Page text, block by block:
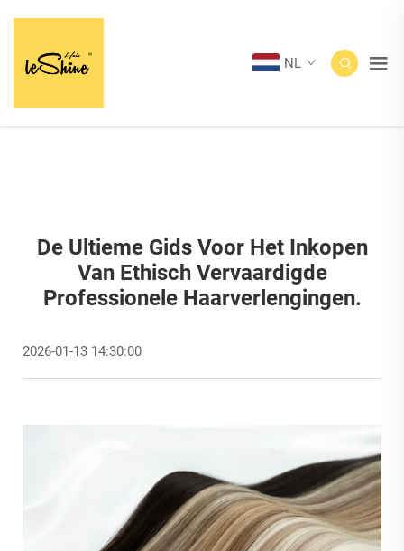
NL
De Ultieme Gids Voor Het Inkopen
Van Ethisch Vervaardigde
Professionele Haarverlengingen.
2026-01-13 14:30:00